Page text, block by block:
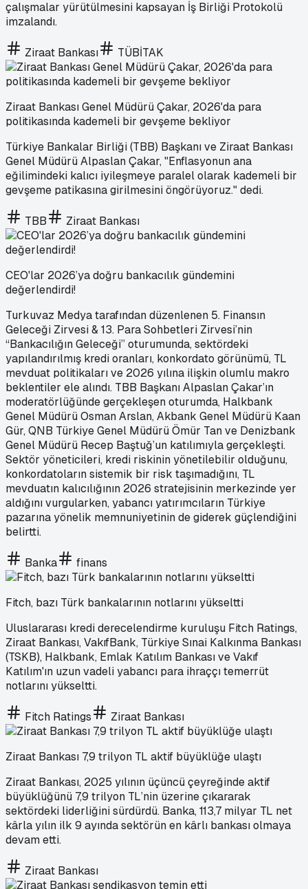
çalışmalar yürütülmesini kapsayan İş Birliği Protokolü
imzalandı.
Ziraat Bankası TÜBİTAK
Ziraat Bankası Genel Müdürü Çakar, 2026'da para
politikasında kademeli bir gevşeme bekliyor
Türkiye Bankalar Birliği (TBB) Başkanı ve Ziraat Bankası
Genel Müdürü Alpaslan Çakar, "Enflasyonun ana
eğilimindeki kalıcı iyileşmeye paralel olarak kademeli bir
gevşeme patikasına girilmesini öngörüyoruz." dedi.
TBB Ziraat Bankası
CEO'lar 2026’ya doğru bankacılık gündemini
değerlendirdi!
Turkuvaz Medya tarafından düzenlenen 5. Finansın
Geleceği Zirvesi & 13. Para Sohbetleri Zirvesi’nin
“Bankacılığın Geleceği” oturumunda, sektördeki
yapılandırılmış kredi oranları, konkordato görünümü, TL
mevduat politikaları ve 2026 yılına ilişkin olumlu makro
beklentiler ele alındı. TBB Başkanı Alpaslan Çakar’ın
moderatörlüğünde gerçekleşen oturumda, Halkbank
Genel Müdürü Osman Arslan, Akbank Genel Müdürü Kaan
Gür, QNB Türkiye Genel Müdürü Ömür Tan ve Denizbank
Genel Müdürü Recep Baştuğ’un katılımıyla gerçekleşti.
Sektör yöneticileri, kredi riskinin yönetilebilir olduğunu,
konkordatoların sistemik bir risk taşımadığını, TL
mevduatın kalıcılığının 2026 stratejisinin merkezinde yer
aldığını vurgularken, yabancı yatırımcıların Türkiye
pazarına yönelik memnuniyetinin de giderek güçlendiğini
belirtti.
Banka finans
Fitch, bazı Türk bankalarının notlarını yükseltti
Uluslararası kredi derecelendirme kuruluşu Fitch Ratings,
Ziraat Bankası, VakıfBank, Türkiye Sınai Kalkınma Bankası
(TSKB), Halkbank, Emlak Katılım Bankası ve Vakıf
Katılım'ın uzun vadeli yabancı para ihraççı temerrüt
notlarını yükseltti.
Fitch Ratings Ziraat Bankası
Ziraat Bankası 7,9 trilyon TL aktif büyüklüğe ulaştı
Ziraat Bankası, 2025 yılının üçüncü çeyreğinde aktif
büyüklüğünü 7,9 trilyon TL’nin üzerine çıkararak
sektördeki liderliğini sürdürdü. Banka, 113,7 milyar TL net
kârla yılın ilk 9 ayında sektörün en kârlı bankası olmaya
devam etti.
Ziraat Bankası